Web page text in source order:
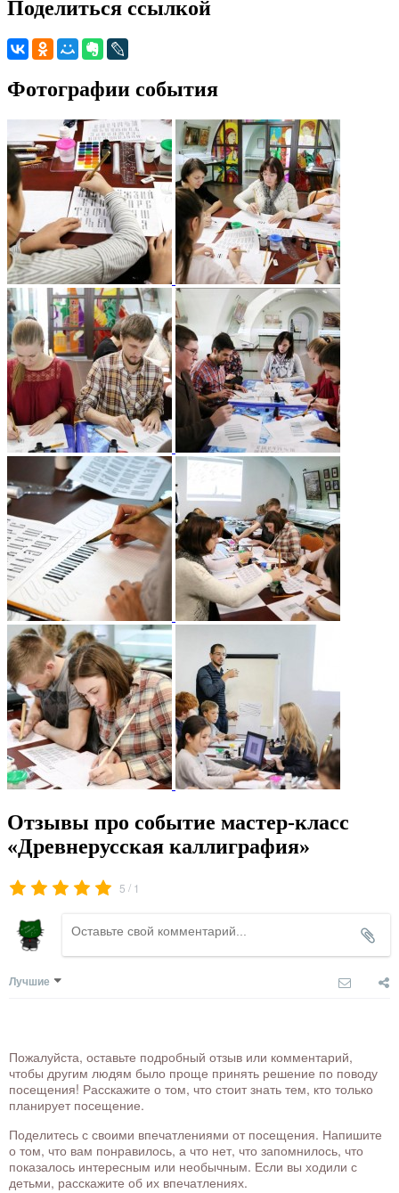
Поделиться ссылкой
Фотографии события
Отзывы про событие мастер-класс
«Древнерусская каллиграфия»
5 / 1
Лучшие
Пожалуйста, оставьте подробный отзыв или комментарий,
чтобы другим людям было проще принять решение по поводу
посещения! Расскажите о том, что стоит знать тем, кто только
планирует посещение.
Поделитесь с своими впечатлениями от посещения. Напишите
о том, что вам понравилось, а что нет, что запомнилось, что
показалось интересным или необычным. Если вы ходили с
детьми, расскажите об их впечатлениях.